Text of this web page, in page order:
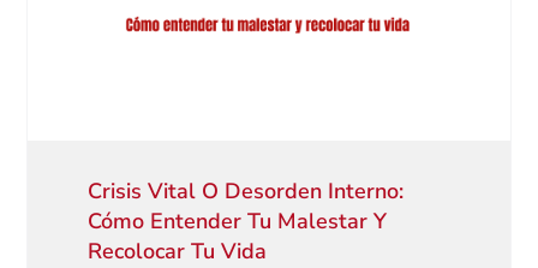
Crisis Vital O Desorden Interno:
Cómo Entender Tu Malestar Y
Recolocar Tu Vida